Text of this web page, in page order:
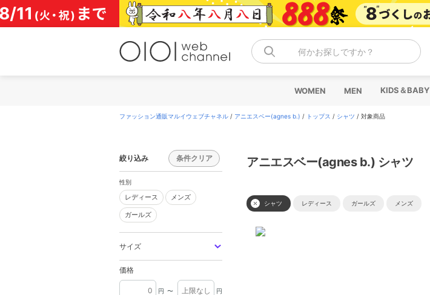
コ
ン
テ
何かお探しですか？
WOMEN MEN KIDS＆BABY
ファッション通販マルイウェブチャネル / アニエスベー(agnes b.) / トップス / シャツ / 対象商品
絞り込み 条件クリア
性別
レディース
レディース メンズ
メンズ
ガールズ
ガールズ
サイズ
価格
円 〜 円
アニエスベー(agnes b.) シャツ
シャツ レディース ガールズ メンズ